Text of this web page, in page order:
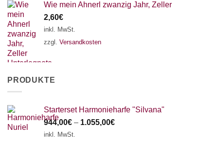
Wie mein Ahnerl zwanzig Jahr, Zeller
2,60€
inkl. MwSt.
zzgl. Versandkosten
PRODUKTE
Starterset Harmonieharfe "Silvana"
944,00€ – 1.055,00€
inkl. MwSt.